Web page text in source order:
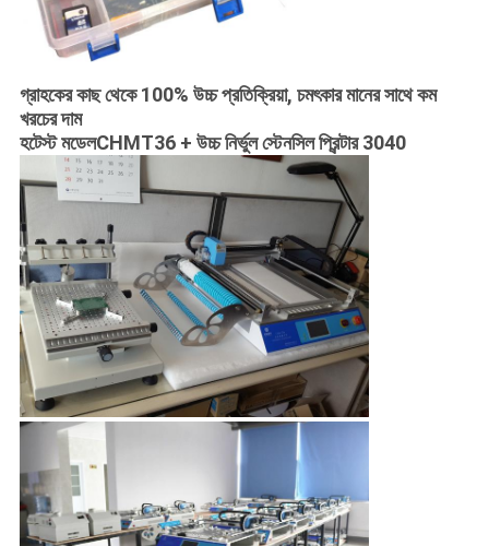
গ্রাহকের কাছ থেকে 100% উচ্চ প্রতিক্রিয়া, চমৎকার মানের সাথে কম
খরচের দাম
হটেস্ট মডেলCHMT36 + উচ্চ নির্ভুল স্টেনসিল প্রিন্টার 3040